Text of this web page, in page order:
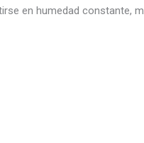
en humedad constante,